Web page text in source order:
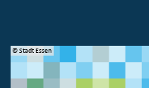
© Stadt Essen